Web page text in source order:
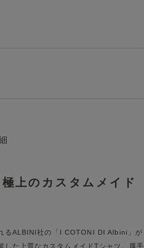
上のカスタムメイド
るALBINI社の「I COTONI DI Albini」が
した上質なカスタムメイドTシャツ。厚手